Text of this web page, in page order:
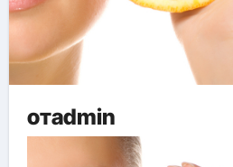
отadmin